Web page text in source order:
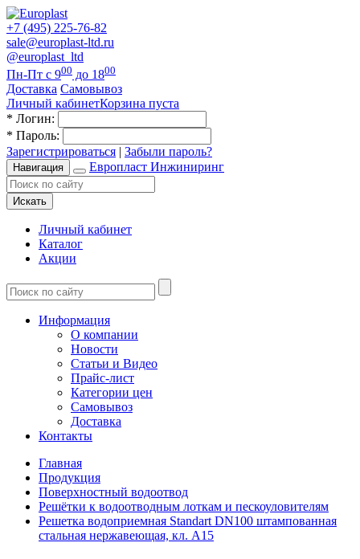
+7 (495) 225-76-82
sale@europlast-ltd.ru
@europlast_ltd
Пн-Пт с 900 до 1800
Доставка Самовывоз
Личный кабинетКорзина пуста
* Логин:
* Пароль:
Зарегистрироваться | Забыли пароль?
Навигация Европласт Инжиниринг
Искать
Личный кабинет
Каталог
Акции
Информация
О компании
Новости
Статьи и Видео
Прайс-лист
Категории цен
Самовывоз
Доставка
Контакты
Главная
Продукция
Поверхностный водоотвод
Решётки к водоотводным лоткам и пескоуловителям
Решетка водоприемная Standart DN100 штампованная
стальная нержавеющая, кл. А15